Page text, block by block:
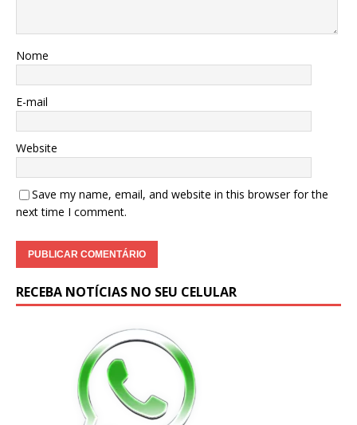
Nome
E-mail
Website
Save my name, email, and website in this browser for the
next time I comment.
RECEBA NOTÍCIAS NO SEU CELULAR